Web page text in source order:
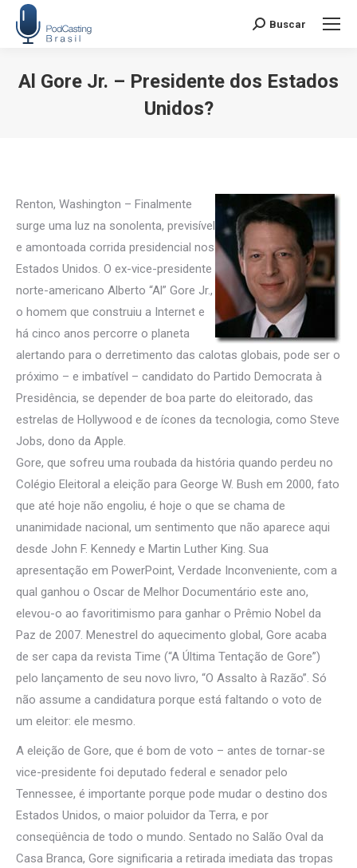
Search:
Buscar
Al Gore Jr. – Presidente dos Estados
Unidos?
Renton, Washington – Finalmente
surge uma luz na sonolenta, previsível
e amontoada corrida presidencial nos
Estados Unidos. O ex-vice-presidente
norte-americano Alberto “Al” Gore Jr.,
o homem que construiu a Internet e
há cinco anos percorre o planeta
alertando para o derretimento das calotas globais, pode ser o
próximo – e imbatível – candidato do Partido Democrata à
Presidência, se depender de boa parte do eleitorado, das
estrelas de Hollywood e de ícones da tecnologia, como Steve
Jobs, dono da Apple.
Gore, que sofreu uma roubada da história quando perdeu no
Colégio Eleitoral a eleição para George W. Bush em 2000, fato
que até hoje não engoliu, é hoje o que se chama de
unanimidade nacional, um sentimento que não aparece aqui
desde John F. Kennedy e Martin Luther King. Sua
apresentação em PowerPoint, Verdade Inconveniente, com a
qual ganhou o Oscar de Melhor Documentário este ano,
elevou-o ao favoritimismo para ganhar o Prêmio Nobel da
Paz de 2007. Menestrel do aquecimento global, Gore acaba
de ser capa da revista Time (“A Última Tentação de Gore”)
pelo lançamento de seu novo livro, “O Assalto à Razão”. Só
não assume a candidatura porque está faltando o voto de
um eleitor: ele mesmo.
A eleição de Gore, que é bom de voto – antes de tornar-se
vice-presidente foi deputado federal e senador pelo
Tennessee, é importante porque pode mudar o destino dos
Estados Unidos, o maior poluidor da Terra, e por
conseqüência de todo o mundo. Sentado no Salão Oval da
Casa Branca, Gore significaria a retirada imediata das tropas